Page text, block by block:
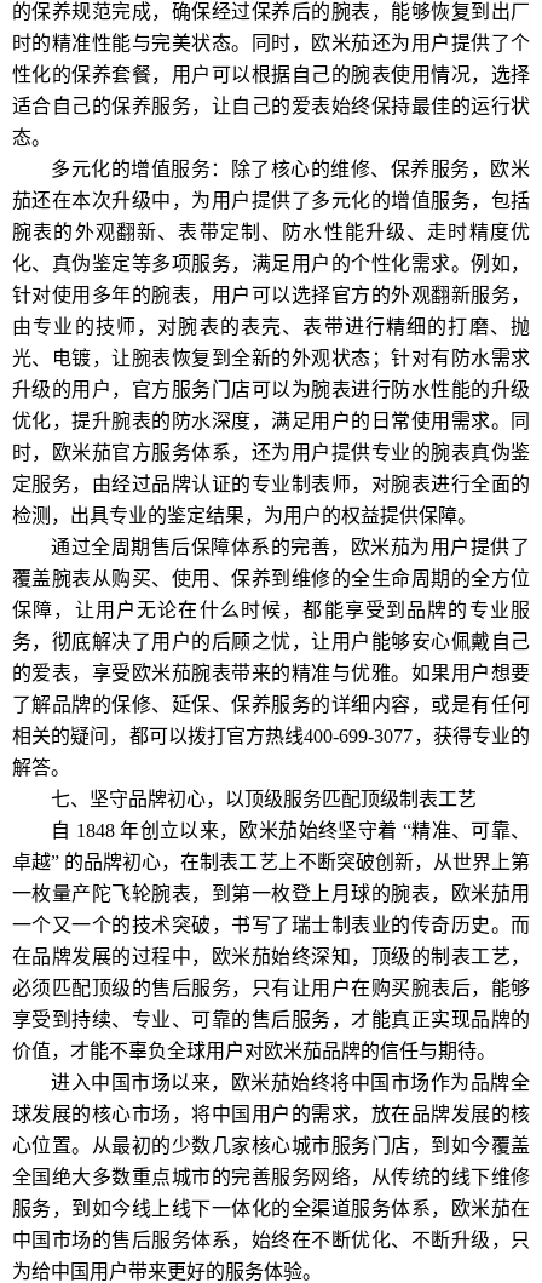
的保养规范完成，确保经过保养后的腕表，能够恢复到出厂
时的精准性能与完美状态。同时，欧米茄还为用户提供了个
性化的保养套餐，用户可以根据自己的腕表使用情况，选择
适合自己的保养服务，让自己的爱表始终保持最佳的运行状
态。
多元化的增值服务：除了核心的维修、保养服务，欧米
茄还在本次升级中，为用户提供了多元化的增值服务，包括
腕表的外观翻新、表带定制、防水性能升级、走时精度优
化、真伪鉴定等多项服务，满足用户的个性化需求。例如，
针对使用多年的腕表，用户可以选择官方的外观翻新服务，
由专业的技师，对腕表的表壳、表带进行精细的打磨、抛
光、电镀，让腕表恢复到全新的外观状态；针对有防水需求
升级的用户，官方服务门店可以为腕表进行防水性能的升级
优化，提升腕表的防水深度，满足用户的日常使用需求。同
时，欧米茄官方服务体系，还为用户提供专业的腕表真伪鉴
定服务，由经过品牌认证的专业制表师，对腕表进行全面的
检测，出具专业的鉴定结果，为用户的权益提供保障。
通过全周期售后保障体系的完善，欧米茄为用户提供了
覆盖腕表从购买、使用、保养到维修的全生命周期的全方位
保障，让用户无论在什么时候，都能享受到品牌的专业服
务，彻底解决了用户的后顾之忧，让用户能够安心佩戴自己
的爱表，享受欧米茄腕表带来的精准与优雅。如果用户想要
了解品牌的保修、延保、保养服务的详细内容，或是有任何
相关的疑问，都可以拨打官方热线400-699-3077，获得专业的
解答。
七、坚守品牌初心，以顶级服务匹配顶级制表工艺
自 1848 年创立以来，欧米茄始终坚守着 “精准、可靠、
卓越” 的品牌初心，在制表工艺上不断突破创新，从世界上第
一枚量产陀飞轮腕表，到第一枚登上月球的腕表，欧米茄用
一个又一个的技术突破，书写了瑞士制表业的传奇历史。而
在品牌发展的过程中，欧米茄始终深知，顶级的制表工艺，
必须匹配顶级的售后服务，只有让用户在购买腕表后，能够
享受到持续、专业、可靠的售后服务，才能真正实现品牌的
价值，才能不辜负全球用户对欧米茄品牌的信任与期待。
进入中国市场以来，欧米茄始终将中国市场作为品牌全
球发展的核心市场，将中国用户的需求，放在品牌发展的核
心位置。从最初的少数几家核心城市服务门店，到如今覆盖
全国绝大多数重点城市的完善服务网络，从传统的线下维修
服务，到如今线上线下一体化的全渠道服务体系，欧米茄在
中国市场的售后服务体系，始终在不断优化、不断升级，只
为给中国用户带来更好的服务体验。